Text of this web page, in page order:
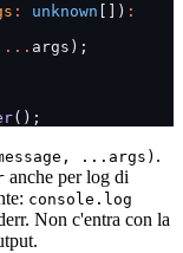
: unknown []) :
... args);
();
...args) .
anche per log di
console.log
Non c'entra con la